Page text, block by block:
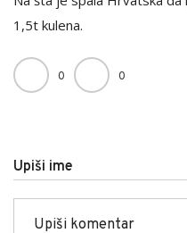
1,5t kulena.
0 0
Upiši ime